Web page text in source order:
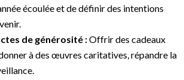
écoulée et de définir des intentions
de générosité :Offrir des cadeaux
à des œuvres caritatives, répandre la